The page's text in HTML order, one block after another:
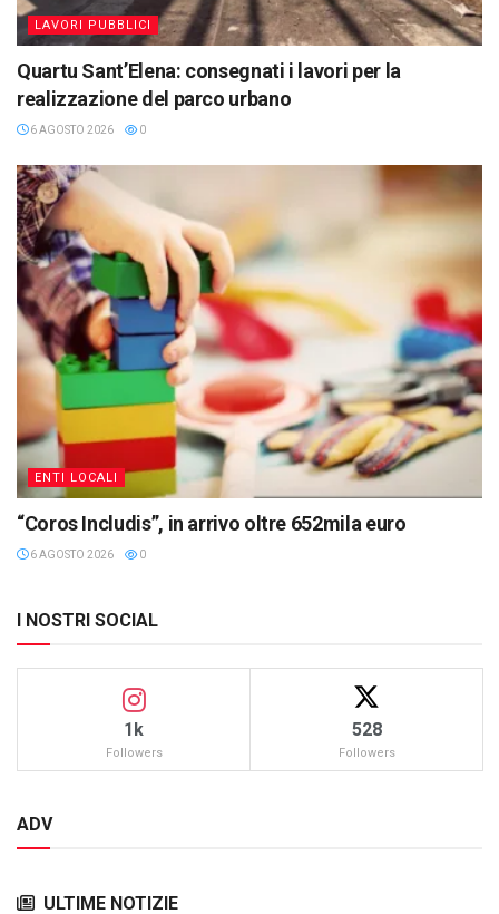
LAVORI PUBBLICI
Quartu Sant’Elena: consegnati i lavori per la
realizzazione del parco urbano
6 AGOSTO 2026 0
ENTI LOCALI
“Coros Includis”, in arrivo oltre 652mila euro
6 AGOSTO 2026 0
I NOSTRI SOCIAL
1k
Followers
528
Followers
ADV
ULTIME NOTIZIE